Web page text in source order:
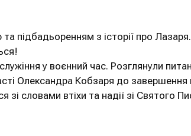
підбадьоренням з історії про
у воєнний час. Розглянули
Олександра Кобзаря до завершення
зі словами втіхи та надії зі Святого